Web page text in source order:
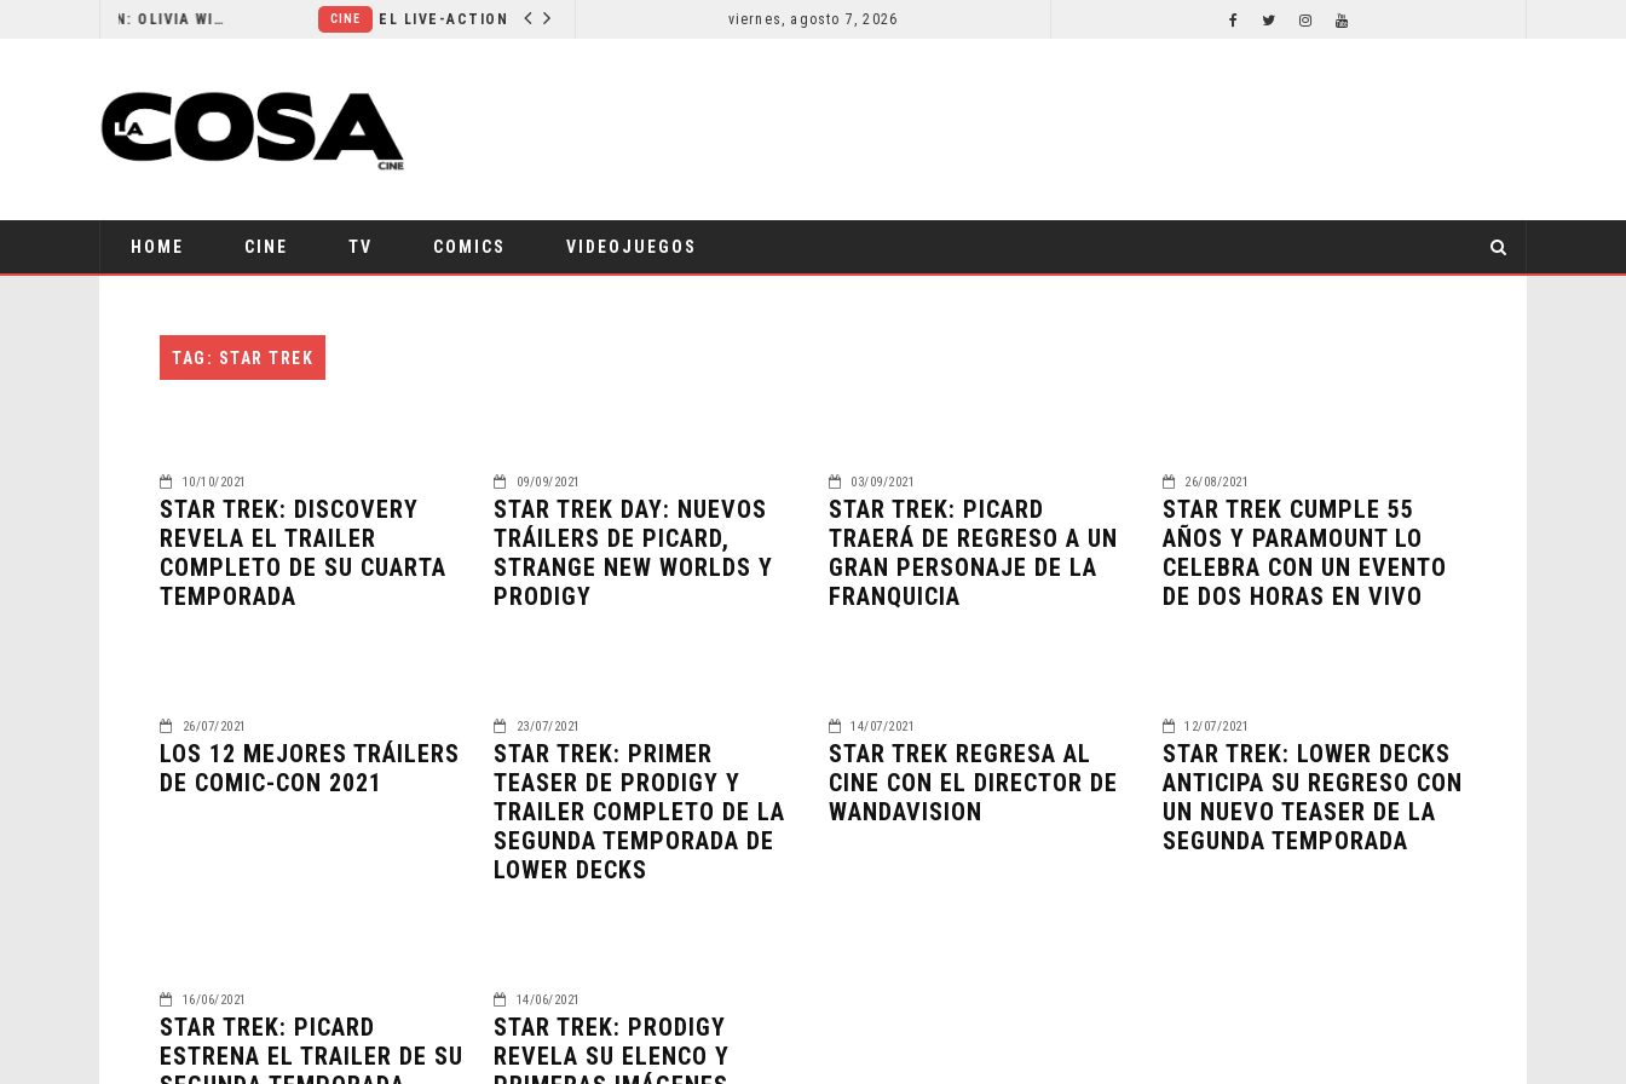
RESEÑA LA INVITACIÓN: OLIVIA WILDE REFLEXIONA SOBRE LA VIDA CONYUGAL viernes, agosto 7, 2026
HOME CINE TV COMICS VIDEOJUEGOS
TAG: STAR TREK
10/10/2021
STAR TREK: DISCOVERY
REVELA EL TRAILER
COMPLETO DE SU CUARTA
TEMPORADA
09/09/2021
STAR TREK DAY: NUEVOS
TRÁILERS DE PICARD,
STRANGE NEW WORLDS Y
PRODIGY
03/09/2021
STAR TREK: PICARD
TRAERÁ DE REGRESO A UN
GRAN PERSONAJE DE LA
FRANQUICIA
26/08/2021
STAR TREK CUMPLE 55
AÑOS Y PARAMOUNT LO
CELEBRA CON UN EVENTO
DE DOS HORAS EN VIVO
26/07/2021
LOS 12 MEJORES TRÁILERS
DE COMIC-CON 2021
23/07/2021
STAR TREK: PRIMER
TEASER DE PRODIGY Y
TRAILER COMPLETO DE LA
SEGUNDA TEMPORADA DE
LOWER DECKS
14/07/2021
STAR TREK REGRESA AL
CINE CON EL DIRECTOR DE
WANDAVISION
12/07/2021
STAR TREK: LOWER DECKS
ANTICIPA SU REGRESO CON
UN NUEVO TEASER DE LA
SEGUNDA TEMPORADA
16/06/2021
STAR TREK: PICARD
ESTRENA EL TRAILER DE SU
14/06/2021
STAR TREK: PRODIGY
REVELA SU ELENCO Y